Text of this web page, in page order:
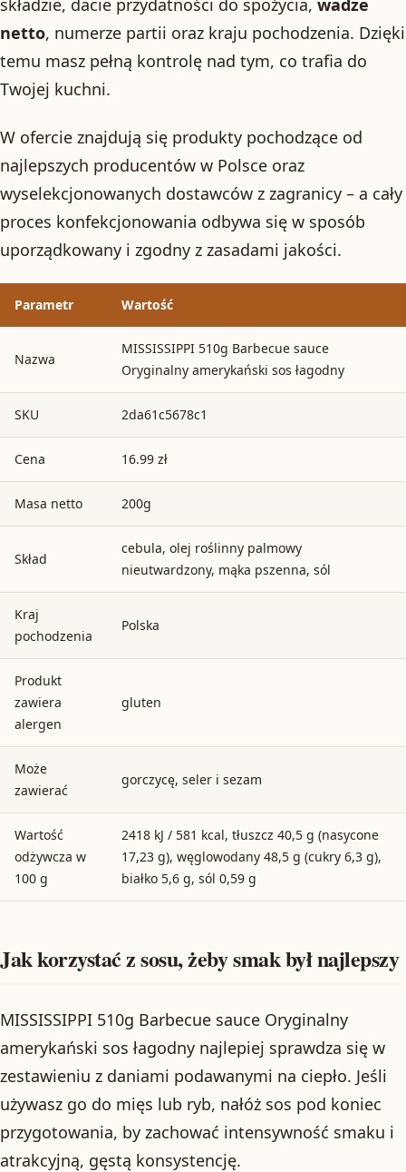
netto, numerze partii oraz kraju pochodzenia. Dzięki
temu masz pełną kontrolę nad tym, co trafia do
Twojej kuchni.
W ofercie znajdują się produkty pochodzące od
najlepszych producentów w Polsce oraz
wyselekcjonowanych dostawców z zagranicy – a cały
proces konfekcjonowania odbywa się w sposób
uporządkowany i zgodny z zasadami jakości.
Parametr Wartość
Nazwa
MISSISSIPPI 510g Barbecue sauce
Oryginalny amerykański sos łagodny
SKU 2da61c5678c1
Cena 16.99 zł
Masa netto 200g
Skład
cebula, olej roślinny palmowy
nieutwardzony, mąka pszenna, sól
Kraj
pochodzenia
Polska
Produkt
zawiera
alergen
gluten
Może
zawierać
gorczycę, seler i sezam
Wartość
odżywcza w
100 g
2418 kJ / 581 kcal, tłuszcz 40,5 g (nasycone
17,23 g), węglowodany 48,5 g (cukry 6,3 g),
białko 5,6 g, sól 0,59 g
Jak korzystać z sosu, żeby smak był najlepszy
MISSISSIPPI 510g Barbecue sauce Oryginalny
amerykański sos łagodny najlepiej sprawdza się w
zestawieniu z daniami podawanymi na ciepło. Jeśli
używasz go do mięs lub ryb, nałóż sos pod koniec
przygotowania, by zachować intensywność smaku i
atrakcyjną, gęstą konsystencję.